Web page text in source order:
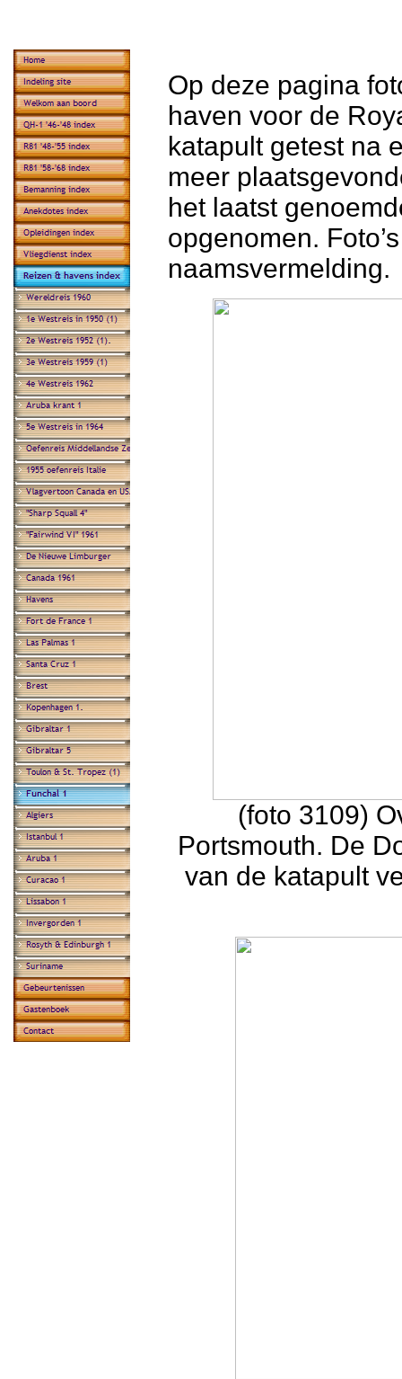
Op deze pagina
haven voor de
katapult getest na
meer
het laatst
opgenomen.
naamsvermelding.
(foto 3109)
Portsmouth. De
van de katapult